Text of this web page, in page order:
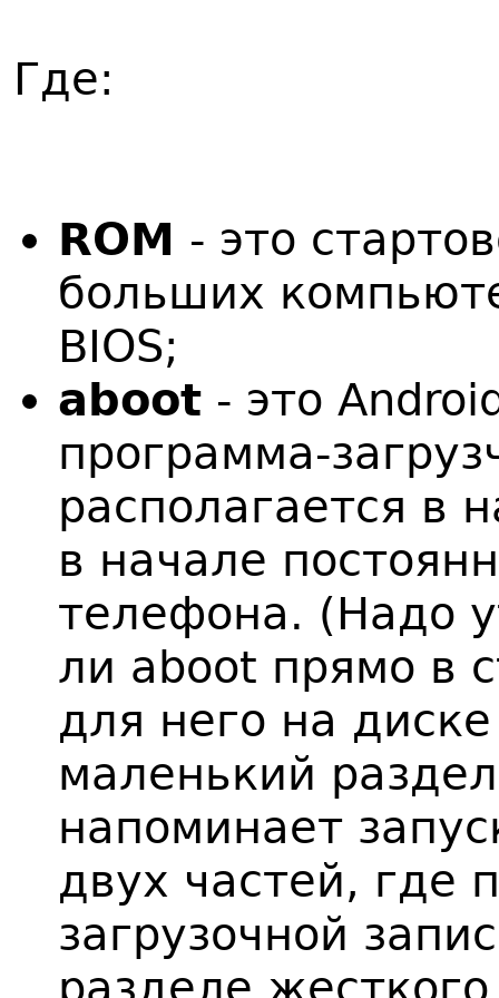
Где:
ROM - это
больших
BIOS;
aboot - это
программа-
располагается в
в начале
телефона. (Надо
ли aboot прямо в
для него на
маленький
напоминает
двух частей, где
загрузочной